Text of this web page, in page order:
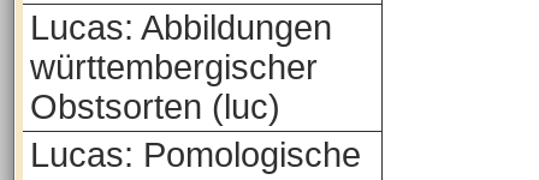
Lucas: Abbildungen
württembergischer
Obstsorten (luc)
Lucas: Pomologische